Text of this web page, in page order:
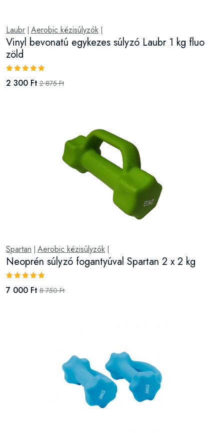
Laubr Aerobic kézisúlyzók
Vinyl bevonatú egykezes súlyzó Laubr 1 kg fluo
zöld
2 300 Ft 2 875 Ft
Spartan Aerobic kézisúlyzók
Neoprén súlyzó fogantyúval Spartan 2 x 2 kg
7 000 Ft 8 750 Ft